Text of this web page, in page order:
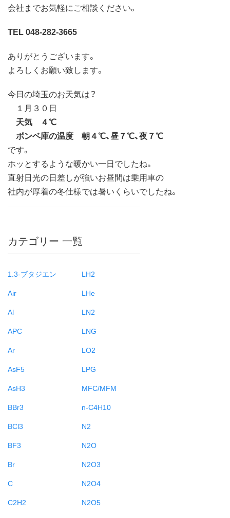
会社までお気軽にご相談ください。
TEL 048-282-3665
ありがとうございます。
よろしくお願い致します。
今日の埼玉のお天気は？
１月３０日
天気 ４℃
ボンベ庫の温度 朝４℃、昼７℃、夜７℃
です。
ホッとするような暖かい一日でしたね。
直射日光の日差しが強いお昼間は乗用車の
社内が厚着の冬仕様では暑いくらいでしたね。
カテゴリー 一覧
1.3-ブタジエン
Air
Al
APC
Ar
AsF5
AsH3
BBr3
BCl3
BF3
Br
C
C2H2
LH2
LHe
LN2
LNG
LO2
LPG
MFC/MFM
n-C4H10
N2
N2O
N2O3
N2O4
N2O5